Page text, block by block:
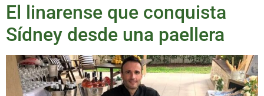
El linarense que conquista
Sídney desde una paellera